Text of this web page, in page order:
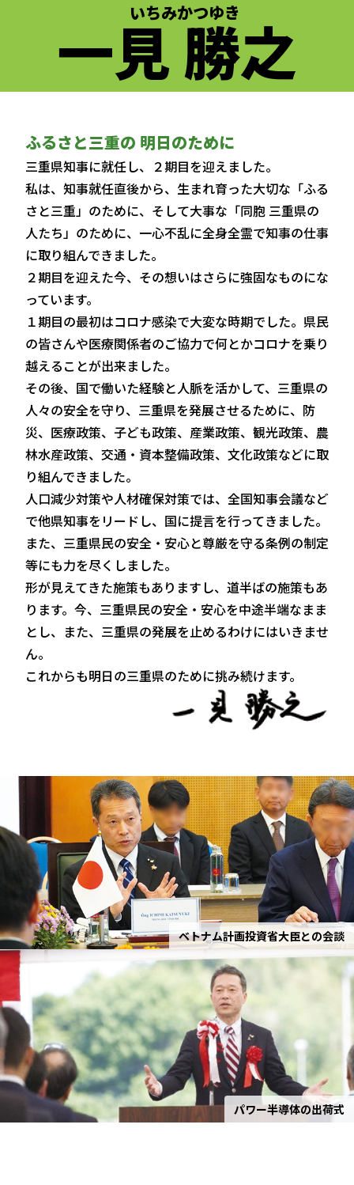
いちみかつゆき
一見 勝之
ふるさと三重の 明日のために
三重県知事に就任し、２期目を迎えました。
私は、知事就任直後から、生まれ育った大切な「ふる
さと三重」のために、そして大事な「同胞 三重県の
人たち」のために、一心不乱に全身全霊で知事の仕事
に取り組んできました。
２期目を迎えた今、その想いはさらに強固なものにな
っています。
１期目の最初はコロナ感染で大変な時期でした。県民
の皆さんや医療関係者のご協力で何とかコロナを乗り
越えることが出来ました。
その後、国で働いた経験と人脈を活かして、三重県の
人々の安全を守り、三重県を発展させるために、防
災、医療政策、子ども政策、産業政策、観光政策、農
林水産政策、交通・資本整備政策、文化政策などに取
り組んできました。
人口減少対策や人材確保対策では、全国知事会議など
で他県知事をリードし、国に提言を行ってきました。
また、三重県民の安全・安心と尊厳を守る条例の制定
等にも力を尽くしました。
形が見えてきた施策もありますし、道半ばの施策もあ
ります。今、三重県民の安全・安心を中途半端なまま
とし、また、三重県の発展を止めるわけにはいきませ
ん。
これからも明日の三重県のために挑み続けます。
ベトナム計画投資省大臣との会談
パワー半導体の出荷式